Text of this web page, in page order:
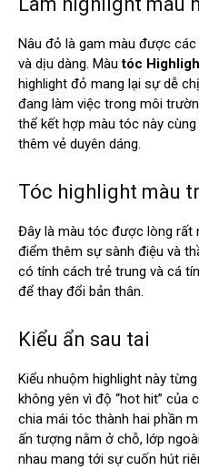
Nâu đỏ là gam màu được
và dịu dàng. Màutóc
highlight đỏ mang lại sự dễ
đang làm việc trong môi
thể kết hợp màu tóc này
thêm vẻ duyên dáng.
Tóc highlight màu
Đây là màu tóc được lòng rất
điểm thêm sự sành điệu và
có tính cách trẻ trung và cá
để thay đổi bản thân.
Kiểu ẩn sau tai
Kiểu nhuộm highlight này
không yên vì độ “hot hit” của
chia mái tóc thành hai phần
ấn tượng nằm ở chỗ, lớp
nhau mang tới sự cuốn hút